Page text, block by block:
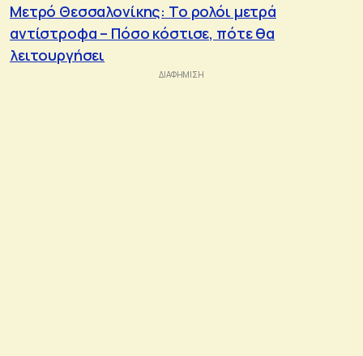
Μετρό Θεσσαλονίκης: To ρολόι μετρά
αντίστροφα – Πόσο κόστισε, πότε θα
λειτουργήσει